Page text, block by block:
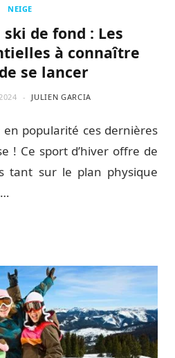
NEIGE
de fond : Les
à connaître
se lancer
JULIEN GARCIA
popularité ces dernières
! Ce sport d’hiver offre de
tant sur le plan physique